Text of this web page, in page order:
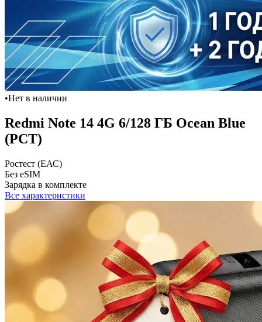
•Нет в наличии
Redmi Note 14 4G 6/128 ГБ Ocean Blue
(РСТ)
Ростест (ЕАС)
Без eSIM
Зарядка в комплекте
Все характеристики